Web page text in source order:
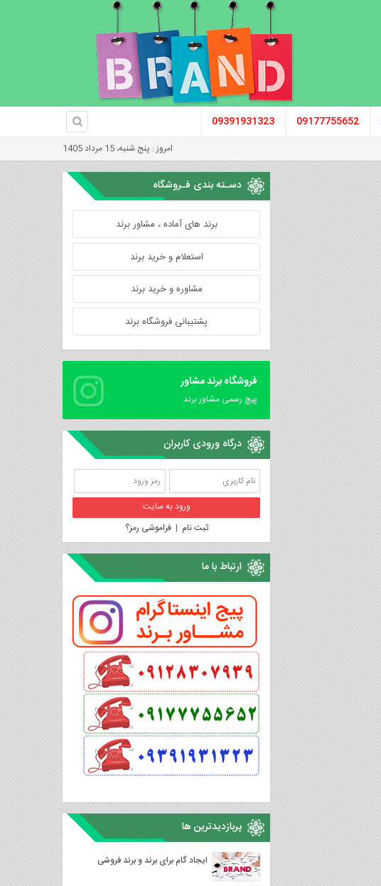
09177755652
09391931323
امروز : پنج شنبه، 15 مرداد 1405
دسـته بندی فـروشگاه
برند های آماده ، مشاور برند
استعلام و خرید برند
مشاوره و خرید برند
پشتیبانی فروشگاه برند
فروشگاه برند مشاور
پیچ رسمی مشاور برند
درگاه ورودی کاربران
ثبت نام |فراموشی رمز؟
ارتباط با ما
پربازدیدترین ها
ایجاد گام برای برند و برند فروشی